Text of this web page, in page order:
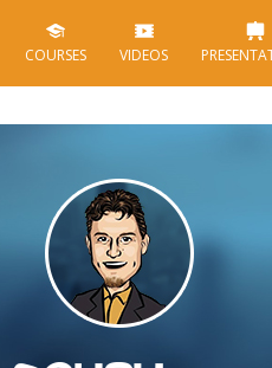
COURSES VIDEOS